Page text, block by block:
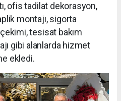
ofis tadilat dekorasyon,
montajı, sigorta
tesisat bakım
gibi alanlarda hizmet
ekledi.